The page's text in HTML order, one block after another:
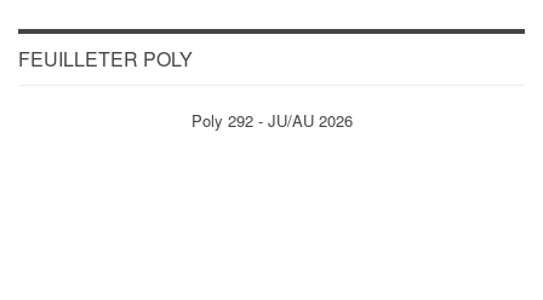
FEUILLETER POLY
Poly 292 - JU/AU 2026